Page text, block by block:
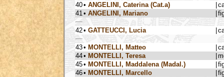
40• ANGELINI, Caterina (Cat.a)
41 • ANGELINI, Mariano
42• GATTEUCCI, Lucia
43• MONTELLI, Matteo
44• MONTELLI, Teresa
45• MONTELLI, Maddalena (Madal.)
46• MONTELLI, Marcello